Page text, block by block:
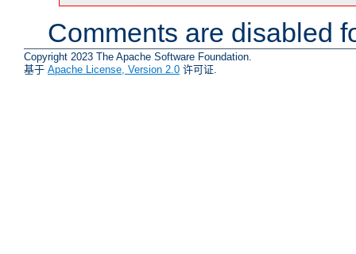
Comments are disabled
Copyright 2023 The Apache Software Foundation.
基于 Apache License, Version 2.0 许可证.